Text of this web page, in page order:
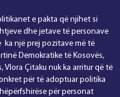
e pakta që njihet si
dhe jetave të personave
ka një prej pozitave më të
Demokratike të Kosovës,
Vlora Çitaku nuk ka arritur që të
për të adoptuar politika
për personat